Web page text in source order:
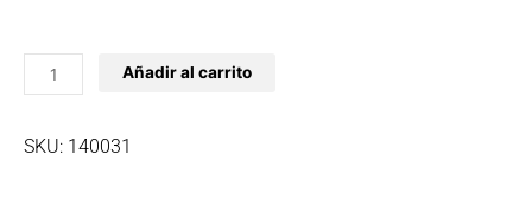
Hills
Prescription
i/d
Añadir al carrito
SKU: 140031